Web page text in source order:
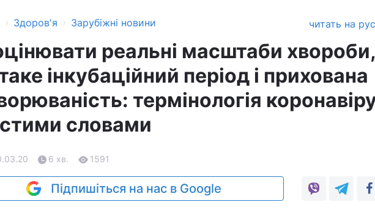
› Здоров'я › Зарубіжні новини читать на
реальні масштаби хвороби,
інкубаційний період і прихована
термінологія
словами
6 хв. 1591
Підпишіться на нас в Google